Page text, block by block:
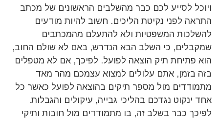
ויוכל לסייע לכם כבר מהשלבים הראשונים של מכתב
התראה לפני נקיטת הליכים. חשוב להיות מודעים
להשלכות המשפטיות ולא להתעלם מהמכתבים
שמקבלים, כי השלב הבא הנדרש, באם לא שולם החוב,
הוא פתיחת תיק הוצאה לפועל. לפיכך, אם לא מטפלים
בזה בזמן, אתם עלולים למצוא עצמכם מהר מאד
מתמודדים מול מספר תיקים בהוצאה לפועל כאשר כל
אחד ינקוט נגדכם בהליכי גבייה, עיקולים והגבלות.
לפיכך כבר בשלב זה, בו מתמודדים מול חובות ותיקי